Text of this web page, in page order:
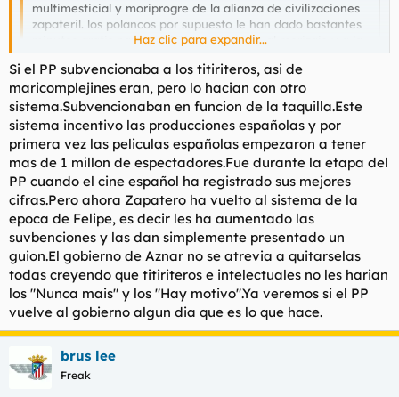
multimesticial y moriprogre de la alianza de civilizaciones
zapateril. los polancos por supuesto le han dado bastantes
minutos gratis para publicitar este canto al morizaje y a la
multizapaterilidad.
la peli pretende ser un retrato del barrio de lavapies pero lo
q se veia de la pelicula no es la verdad de lavapies, es un
cuento progre . sale una boda india , india de Hindu no
panchita ,cuando en lavapies a los hindues los puedes
contar con los dedos del codo, pakistanies a lo mejor
alguno pero esos hacen bodorrios moros. todo muy
colorista la boda hindu muy exotico. pero en lavapies lo q
mas hay son chinos y negros actualmente . los chinos en
sus negocios y los negros en las calles a ver que pillan o
pasan.pero esto parece ser que no lo va a sacar en la peli.
por cierto la caterva de borrachines mendigos q habia
antes en lavapies donde los ha llevado gallardon? y que
ventaja habia en cambiarlos por negros?
Haz clic para expandir...
Yo de ti me haría mirar esos complejos, estás llegando a niveles
enfermizos con tus putos hilos white power y antiZP.
Vale que ya se están pasando de dejar entrar peña, que esto
es un putiferio y blablabla de la inmigración, estamos de
acuerdo, pero es que tú ya oyes campanas donde no las hay.
Te recuerdo que toda esta situación nació con un gobierno de
derechas y actualmente continúa, nada más. También te
recuerdo que en esos tiempos de PPMari se subvencionaba a
chupicineastas y chupiactores.
Haz clic para expandir...
Si el PP subvencionaba a los titiriteros, asi de
maricomplejines eran, pero lo hacian con otro
sistema.Subvencionaban en funcion de la taquilla.Este
sistema incentivo las producciones españolas y por
primera vez las peliculas españolas empezaron a tener
mas de 1 millon de espectadores.Fue durante la etapa del
PP cuando el cine español ha registrado sus mejores
cifras.Pero ahora Zapatero ha vuelto al sistema de la
epoca de Felipe, es decir les ha aumentado las
suvbenciones y las dan simplemente presentado un
guion.El gobierno de Aznar no se atrevia a quitarselas
todas creyendo que titiriteros e intelectuales no les harian
los "Nunca mais" y los "Hay motivo".Ya veremos si el PP
vuelve al gobierno algun dia que es lo que hace.
brus lee
Freak